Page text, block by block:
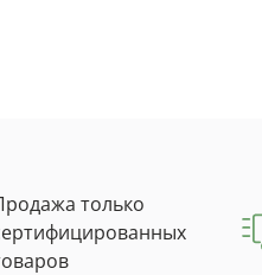
только